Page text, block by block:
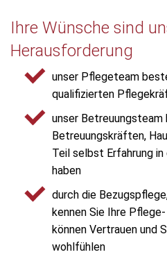
Ihre Wünsche sind
Herausforderung
unser Pflegeteam
qualifizierten
unser
Betreuungskräften,
Teil selbst Erfahrung
haben
durch die
kennen Sie Ihre
können Vertrauen und
wohlfühlen